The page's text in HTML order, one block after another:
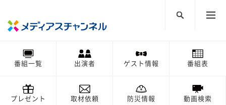
番組一覧 出演者 ゲスト情報 番組表
プレゼント 取材依頼 防災情報 動画検索